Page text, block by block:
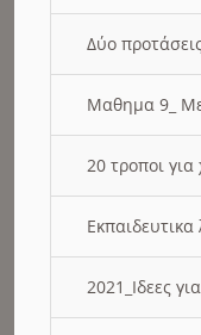
Δύο
Μαθημα 9_
20 τροποι
2021_Ιδεες